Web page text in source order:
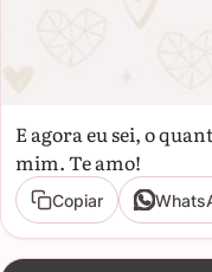
E agora eu sei, o
mim. Te amo!
Copiar